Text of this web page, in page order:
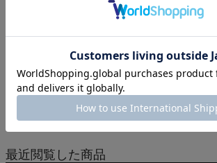
パタゴニア フーディニ・
ジャケット PATAGONIA
同じカテゴリのおすすめ商品
もっと見る
最近閲覧した商品